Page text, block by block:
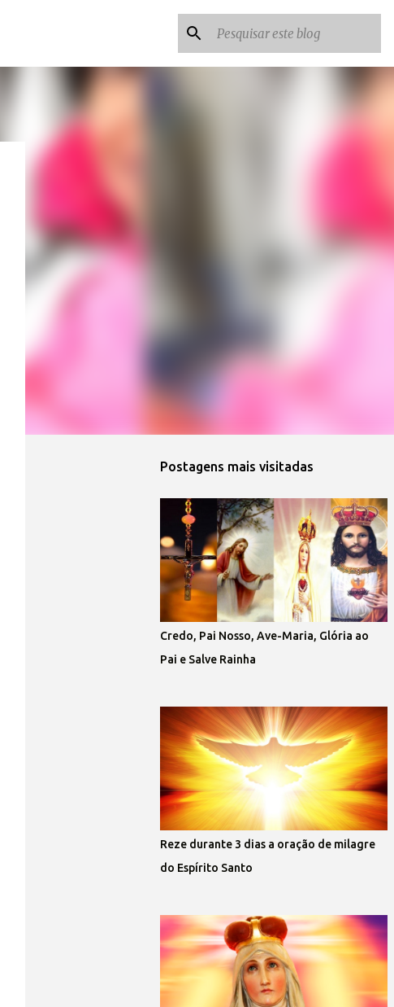
Postagens mais visitadas
Credo, Pai Nosso, Ave-Maria, Glória ao
Pai e Salve Rainha
Reze durante 3 dias a oração de milagre
do Espírito Santo